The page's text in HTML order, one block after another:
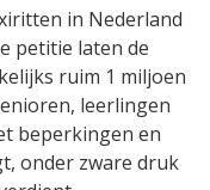
in Nederland
petitie laten de
ruim 1 miljoen
leerlingen
beperkingen en
onder zware druk